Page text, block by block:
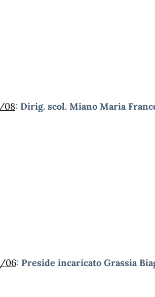
08: Dirig. scol. Miano Maria
06: Preside incaricato Grassia